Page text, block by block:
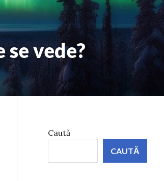
vede?
Caută
CAUTĂ